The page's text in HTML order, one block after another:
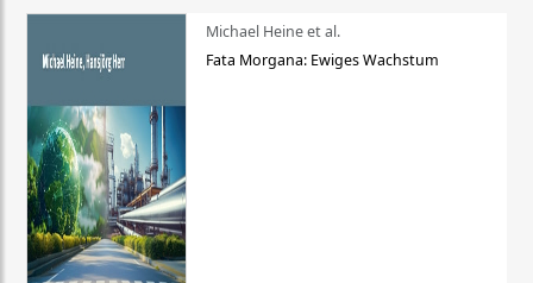
Michael Heine et al.
Fata Morgana: Ewiges Wachstum